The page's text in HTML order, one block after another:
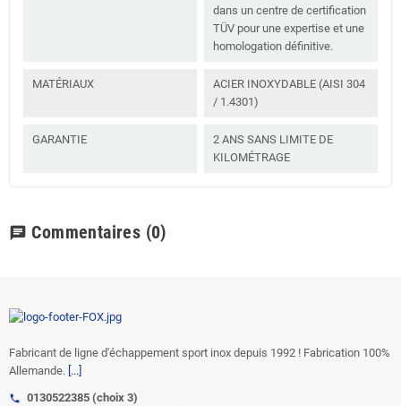
dans un centre de certification
TÜV pour une expertise et une
homologation définitive.
MATÉRIAUX
ACIER INOXYDABLE (AISI 304
/ 1.4301)
GARANTIE
2 ANS SANS LIMITE DE
KILOMÉTRAGE
chat Commentaires (0)
Fabricant de ligne d'échappement sport inox depuis 1992 ! Fabrication 100%
Allemande. [...]
call 0130522385 (choix 3)